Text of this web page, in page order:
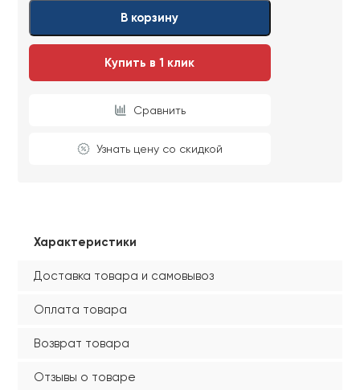
лицам
лицам
В корзину
Купить в 1 клик
Сравнить
Узнать цену со скидкой
Характеристики
Доставка товара и самовывоз
Оплата товара
Возврат товара
Отзывы о товаре